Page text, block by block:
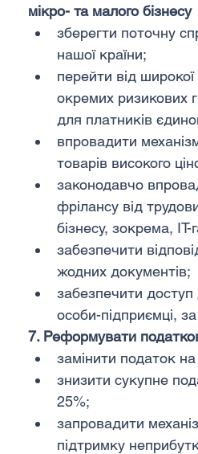
мікро- та малого бізнесу
зберегти поточну
нашої країни;
перейти від
окремих ризикових
для платників
впровадити
товарів високого
законодавчо
фрілансу від
бізнесу, зокрема,
забезпечити
жодних документів;
забезпечити
особи-підприємці,
7. Реформувати
замінити податок
знизити сукупне
25%;
запровадити
підтримку